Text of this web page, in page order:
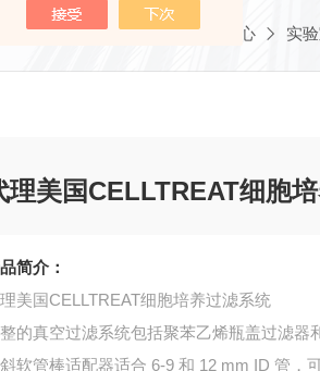
当前位置：首页 产品中心 实
理美国CELLTREAT细胞
简介：
美国CELLTREAT细胞培养过滤系统
的真空过滤系统包括聚苯乙烯瓶盖过滤器
软管棒适配器适合 6-9 和 12 mm ID 管，